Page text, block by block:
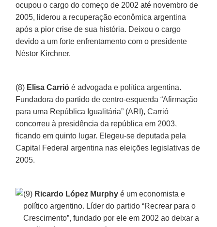
ocupou o cargo do começo de 2002 até novembro de
2005, liderou a recuperação econômica argentina
após a pior crise de sua história. Deixou o cargo
devido a um forte enfrentamento com o presidente
Néstor Kirchner.
(8) Elisa Carrió é advogada e política argentina.
Fundadora do partido de centro-esquerda “Afirmação
para uma República Igualitária” (ARI), Carrió
concorreu à presidência da república em 2003,
ficando em quinto lugar. Elegeu-se deputada pela
Capital Federal argentina nas eleições legislativas de
2005.
(9) Ricardo López Murphy é um economista e
político argentino. Líder do partido “Recrear para o
Crescimento”, fundado por ele em 2002 ao deixar a